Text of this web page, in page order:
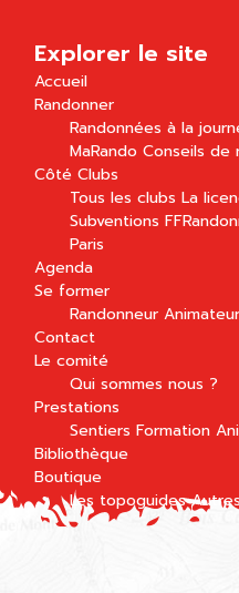
Explorer le site
Accueil
Randonner
Randonnées à la
MaRando Conseils de
Côté Clubs
Tous les clubs La
Subventions
Paris
Agenda
Se former
Randonneur Animateur
Contact
Le comité
Qui sommes nous ?
Prestations
Sentiers Formation
Bibliothèque
Boutique
Les topoguides